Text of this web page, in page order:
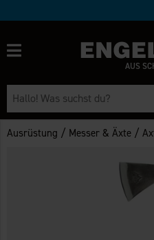
AUS
Ausrüstung / Messer & Äxte /